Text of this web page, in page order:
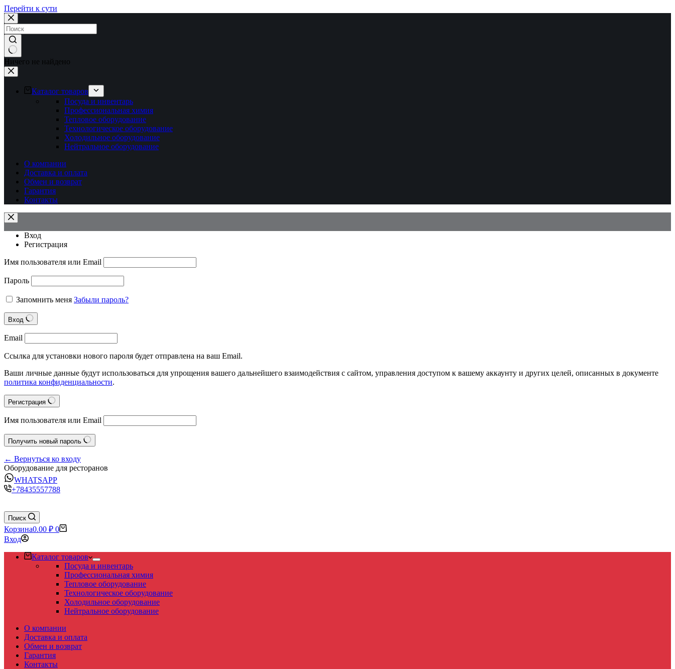
Перейти к сути
Ничего не найдено
Каталог товаров
Посуда и инвентарь
Профессиональная химия
Тепловое оборудование
Технологическое оборудование
Холодильное оборудование
Нейтральное оборудование
О компании
Доставка и оплата
Обмен и возврат
Гарантия
Контакты
Вход
Регистрация
Имя пользователя или Email
Пароль
Запомнить меня Забыли пароль?
Вход
Email
Ссылка для установки нового пароля будет отправлена на ваш Email.
Ваши личные данные будут использоваться для упрощения вашего дальнейшего взаимодействия с сайтом, управления доступом к вашему аккаунту и других целей, описанных в документе
политика конфиденциальности.
Регистрация
Имя пользователя или Email
Получить новый пароль
← Вернуться ко входу
Оборудование для ресторанов
WHATSAPP
+78435557788
Поиск
Корзина0.00 ₽ 0
Вход
Каталог товаров
Посуда и инвентарь
Профессиональная химия
Тепловое оборудование
Технологическое оборудование
Холодильное оборудование
Нейтральное оборудование
О компании
Доставка и оплата
Обмен и возврат
Гарантия
Контакты